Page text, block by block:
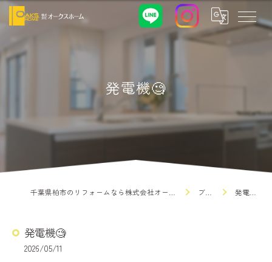
発電機🧐
ブログ 発電機🧐
発電機🧐
2026/05/11